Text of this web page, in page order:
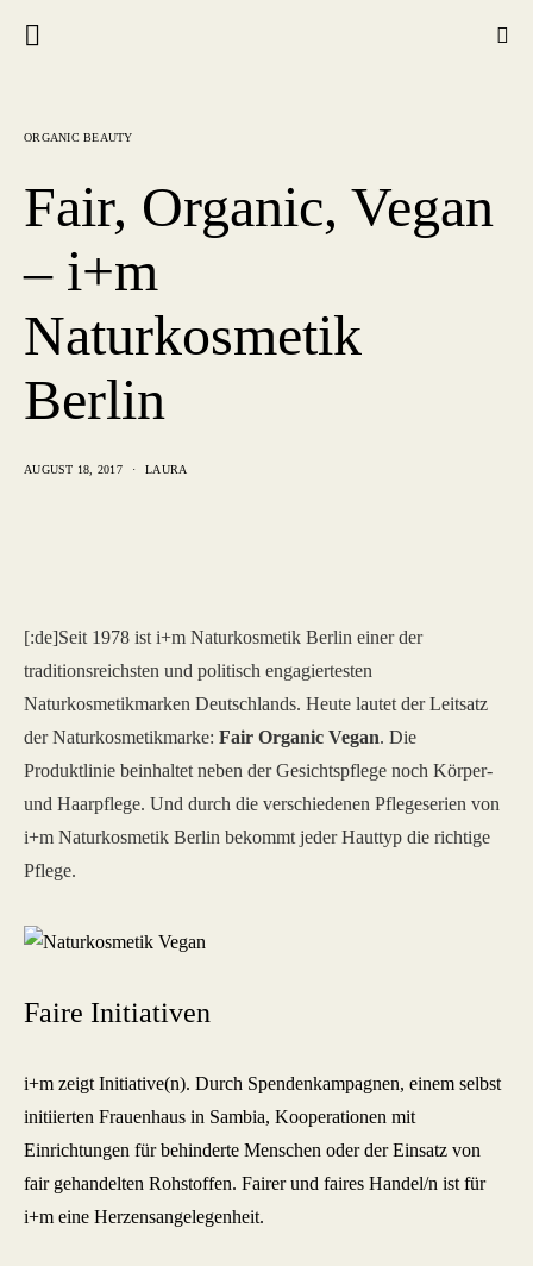
ORGANIC BEAUTY
Fair, Organic, Vegan
– i+m
Naturkosmetik
Berlin
AUGUST 18, 2017 LAURA
[:de]Seit 1978 ist i+m Naturkosmetik Berlin einer der
traditionsreichsten und politisch engagiertesten
Naturkosmetikmarken Deutschlands. Heute lautet der Leitsatz
der Naturkosmetikmarke: Fair Organic Vegan. Die
Produktlinie beinhaltet neben der Gesichtspflege noch Körper-
und Haarpflege. Und durch die verschiedenen Pflegeserien von
i+m Naturkosmetik Berlin bekommt jeder Hauttyp die richtige
Pflege.
Faire Initiativen
i+m zeigt Initiative(n). Durch Spendenkampagnen, einem selbst
initiierten Frauenhaus in Sambia, Kooperationen mit
Einrichtungen für behinderte Menschen oder der Einsatz von
fair gehandelten Rohstoffen. Fairer und faires Handel/n ist für
i+m eine Herzensangelegenheit.